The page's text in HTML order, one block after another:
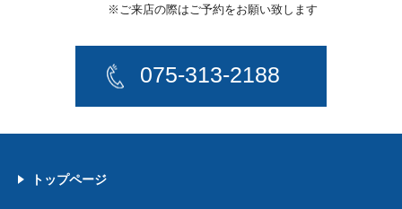
※ご来店の際はご予約をお願い致します
075-313-2188
トップページ